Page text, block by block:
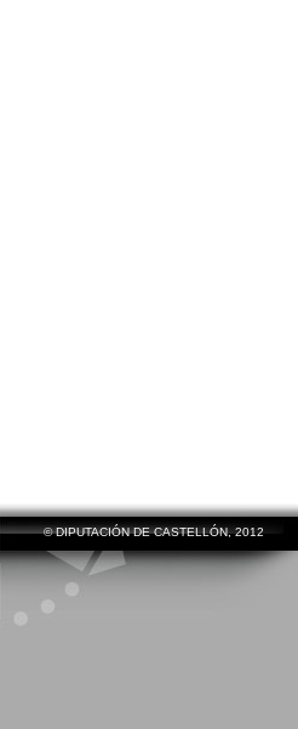
© DIPUTACIÓN DE CASTELLÓN, 2012